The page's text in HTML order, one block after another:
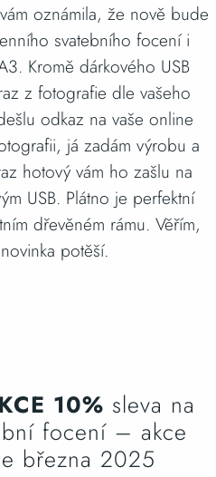
oznámila, že nově bude
svatebního focení i
Kromě dárkového USB
z fotografie dle vašeho
odkaz na vaše online
já zadám výrobu a
hotový vám ho zašlu na
USB. Plátno je perfektní
dřevěném rámu. Věřím,
potěší.
10% sleva na
focení – akce
března 2025